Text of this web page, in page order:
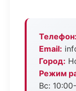
Телефон:
Email:
Город:
Режим
Вс: